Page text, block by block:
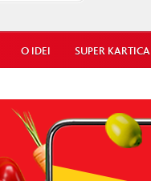
O IDEI SUPER KARTICA